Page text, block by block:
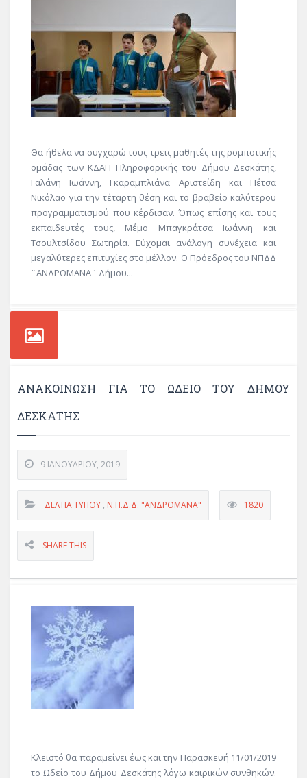
Θα ήθελα να συγχαρώ τους τρεις μαθητές της ρομποτικής
ομάδας των ΚΔΑΠ Πληροφορικής του Δήμου Δεσκάτης,
Γαλάνη Ιωάννη, Γκαραμπλιάνα Αριστείδη και Πέτσα
Νικόλαο για την τέταρτη θέση και το βραβείο καλύτερου
προγραμματισμού που κέρδισαν. Όπως επίσης και τους
εκπαιδευτές τους, Μέμο Μπαγκράτσα Ιωάννη και
Τσουλτσίδου Σωτηρία. Εύχομαι ανάλογη συνέχεια και
μεγαλύτερες επιτυχίες στο μέλλον. Ο Πρόεδρος του ΝΠΔΔ
¨ΑΝΔΡΟΜΑΝΑ¨ Δήμου...
ΑΝΑΚΟΊΝΩΣΗ ΓΙΑ ΤΟ ΩΔΕΊΟ ΤΟΥ ΔΉΜΟΥ
ΔΕΣΚΆΤΗΣ
9 ΙΑΝΟΥΑΡΊΟΥ, 2019
ΔΕΛΤΊΑ ΤΎΠΟΥ , Ν.Π.Δ.Δ. "ΑΝΔΡΟΜΑΝΑ" 1820
SHARE THIS
Κλειστό θα παραμείνει έως και την Παρασκευή 11/01/2019
το Ωδείο του Δήμου Δεσκάτης λόγω καιρικών συνθηκών.